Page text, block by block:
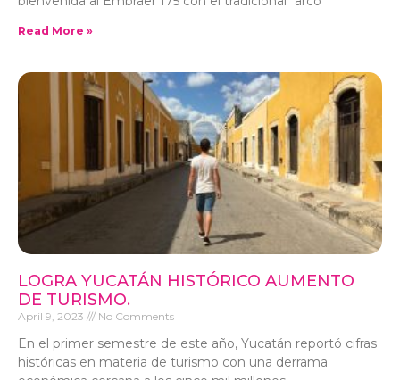
Read More »
LOGRA YUCATÁN HISTÓRICO AUMENTO
DE TURISMO.
April 9, 2023 No Comments
En el primer semestre de este año, Yucatán reportó cifras
históricas en materia de turismo con una derrama